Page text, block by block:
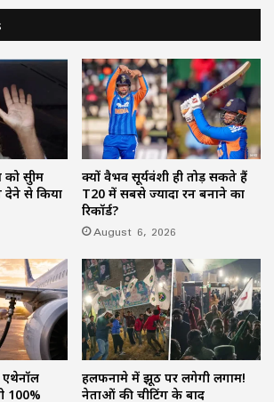
सुप्रीम
देने से किया
क्यों वैभव सूर्यवंशी ही तोड़ सकते हैं
T20 में सबसे ज्यादा रन बनाने का
रिकॉर्ड?
August 6, 2026
100%
हलफनामे में झूठ पर लगेगी लगाम!
नेताओं की चीटिंग के बाद